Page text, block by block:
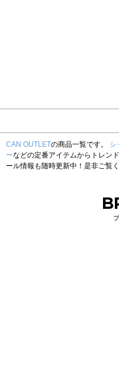
CAN OUTLETの商品一覧です。 シ
ーなどの定番アイテムからトレン
ール情報も随時更新中！是非ご覧く